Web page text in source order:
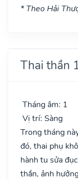
* Theo Hải
Thai thần
Tháng âm: 1
Vị trí: Sàng
Trong tháng
đó, thai phụ
hành tu sửa
thần, ảnh